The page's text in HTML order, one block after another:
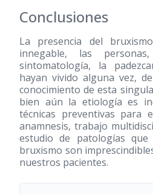
Conclusiones
La presencia del
innegable, las
sintomatología, la
hayan vivido alguna vez,
conocimiento de esta
bien aún la etiología es
técnicas preventivas para
anamnesis, trabajo
estudio de patologías
bruxismo son
nuestros pacientes.